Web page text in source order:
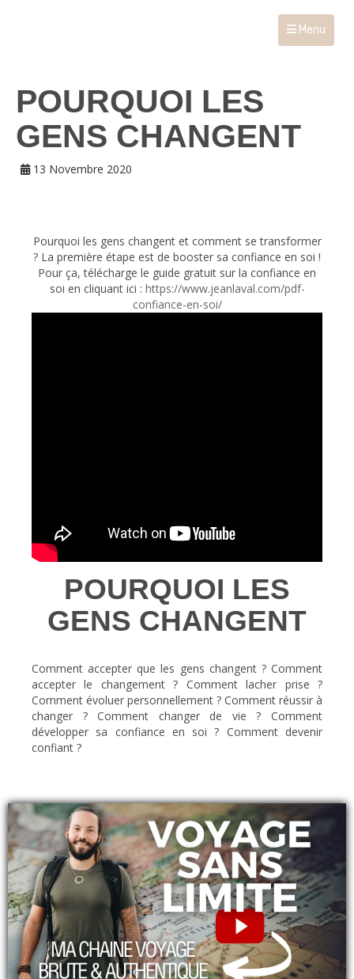
Menu
POURQUOI LES
GENS CHANGENT
13 Novembre 2020
Pourquoi les gens changent et comment se transformer
? La première étape est de booster sa confiance en soi !
Pour ça, télécharge le guide gratuit sur la confiance en
soi en cliquant ici : https://www.jeanlaval.com/pdf-
confiance-en-soi/
POURQUOI LES
GENS CHANGENT
Comment accepter que les gens changent ? Comment
accepter le changement ? Comment lacher prise ?
Comment évoluer personnellement ? Comment réussir à
changer ? Comment changer de vie ? Comment
développer sa confiance en soi ? Comment devenir
confiant ?